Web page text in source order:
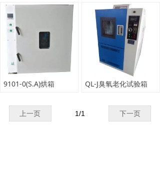
9101-0(S.A)烘箱 QL-J臭氧老化试验箱
上一页 下一页
1/1